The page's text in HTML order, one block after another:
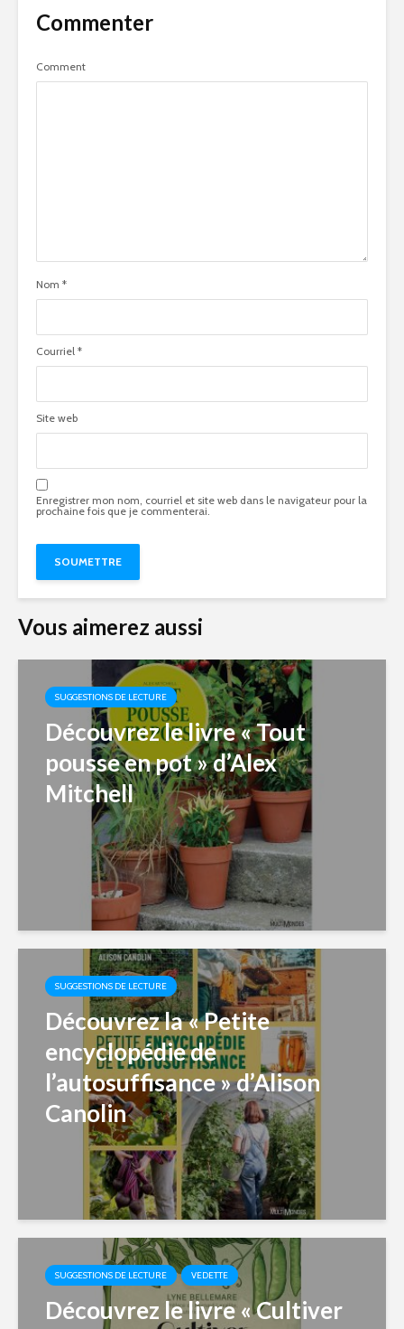
Commenter
Comment
Nom *
Courriel *
Site web
Enregistrer mon nom, courriel et site web dans le navigateur pour la
prochaine fois que je commenterai.
Vous aimerez aussi
SUGGESTIONS DE LECTURE
Découvrez le livre « Tout
pousse en pot » d’Alex
Mitchell
SUGGESTIONS DE LECTURE
Découvrez la « Petite
encyclopédie de
l’autosuffisance » d’Alison
Canolin
SUGGESTIONS DE LECTURE VEDETTE
Découvrez le livre « Cultiver